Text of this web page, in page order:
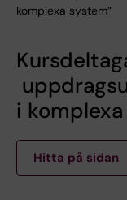
komplexa system”
i
Hitta på sidan